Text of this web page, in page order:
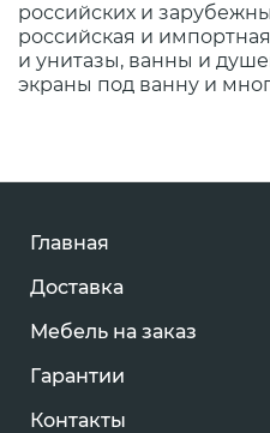
российских и
российская и
и унитазы, ванны и
экраны под ванну и
Главная
Доставка
Мебель на заказ
Гарантии
Контакты